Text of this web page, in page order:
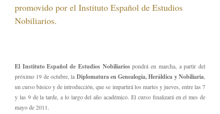
promovido por el Instituto Español de Estudios
Nobiliarios.
El Instituto Español de Estudios Nobiliariospondrá en marcha, a partir del
próximo 19 de octubre, la Diplomatura en Genealogía, Heráldica y Nobiliaria
un curso básico y de introducción, que se impartirá los martes y jueves, entre las 7
y las 9 de la tarde, a lo largo del año académico. El curso finalizará en el mes de
mayo de 2011.